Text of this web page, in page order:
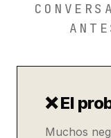
❌ El
Muchos